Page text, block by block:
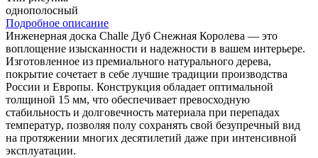
однополосный
Подробное описание
Инженерная доска Challe Дуб Снежная Королева — это
воплощение изысканности и надежности в вашем интерьере.
Изготовленное из премиального натурального дерева,
покрытие сочетает в себе лучшие традиции производства
России и Европы. Конструкция обладает оптимальной
толщиной 15 мм, что обеспечивает превосходную
стабильность и долговечность материала при перепадах
температур, позволяя полу сохранять свой безупречный вид
на протяжении многих десятилетий даже при интенсивной
эксплуатации.